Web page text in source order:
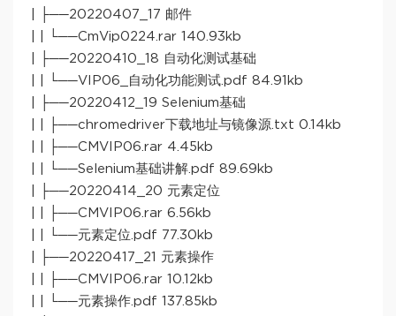
| ├──20220407_17 邮件
| | └──CmVip0224.rar 140.93kb
| ├──20220410_18 自动化测试基础
| | └──VIP06_自动化功能测试.pdf 84.91kb
| ├──20220412_19 Selenium基础
| | ├──chromedriver下载地址与镜像源.txt 0.14kb
| | ├──CMVIP06.rar 4.45kb
| | └──Selenium基础讲解.pdf 89.69kb
| ├──20220414_20 元素定位
| | ├──CMVIP06.rar 6.56kb
| | └──元素定位.pdf 77.30kb
| ├──20220417_21 元素操作
| | ├──CMVIP06.rar 10.12kb
| | └──元素操作.pdf 137.85kb